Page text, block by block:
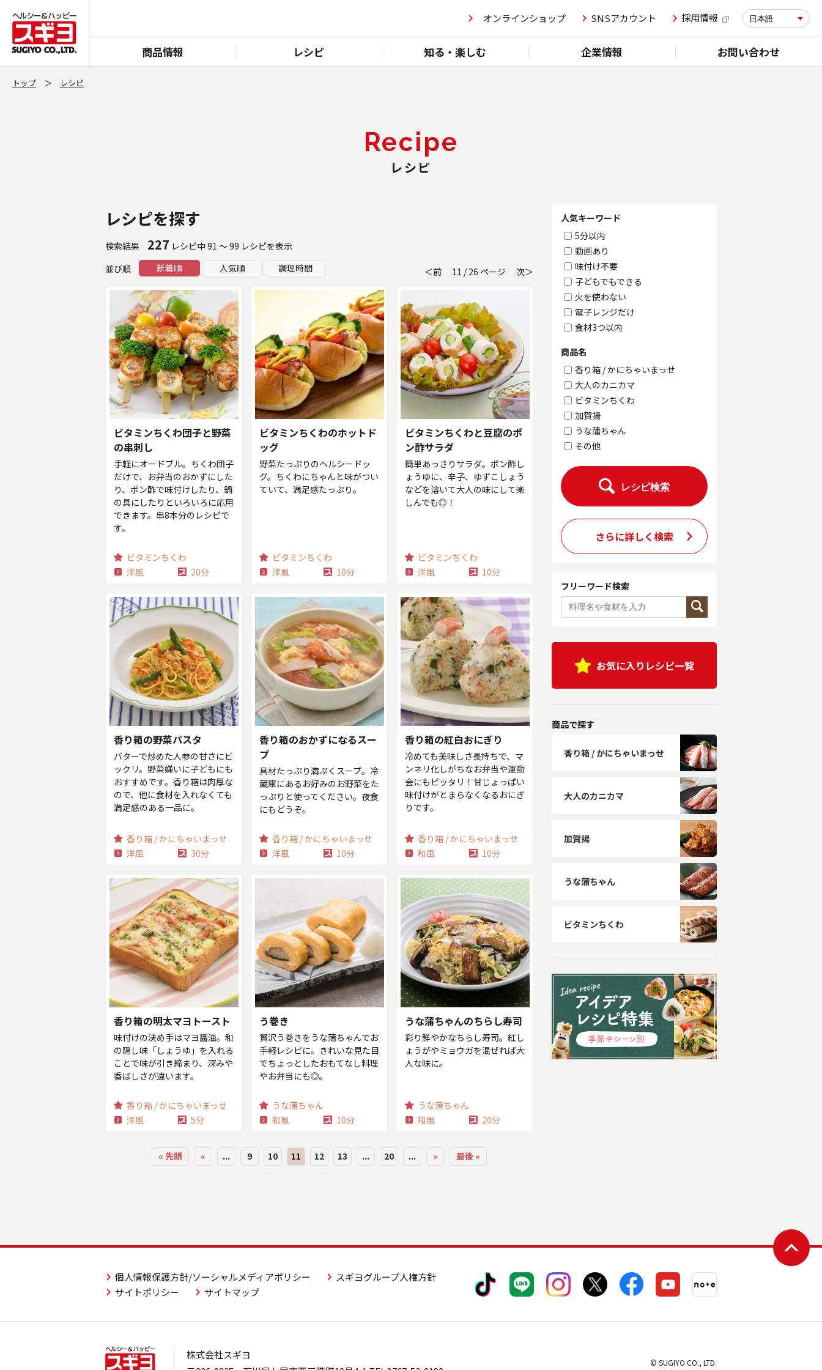
オンラインショップ SNSアカウント 採用情報 日本語
商品情報 レシピ 知る・楽しむ 企業情報 お問い合わせ
トップ レシピ
Recipe
レシピ
レシピを探す
検索結果 227 レシピ中 91 ～ 99 レシピを表示
並び順
新着順 人気順 調理時間 ＜前 11 / 26 ページ 次＞
ビタミンちくわ団子と野菜
の串刺し
手軽にオードブル。ちくわ団子
だけで、お弁当のおかずにした
り、ポン酢で味付けしたり、鍋
の具にしたりといろいろに応用
できます。串8本分のレシピで
す。
ビタミンちくわ
洋風
20分
ビタミンちくわのホットド
ッグ
野菜たっぷりのヘルシードッ
グ。ちくわにちゃんと味がつい
ていて、満足感たっぷり。
ビタミンちくわ
洋風
10分
ビタミンちくわと豆腐のポ
ン酢サラダ
簡単あっさりサラダ。ポン酢し
ょうゆに、辛子、ゆずこしょう
などを溶いて大人の味にして楽
しんでも◎！
ビタミンちくわ
洋風
10分
香り箱の野菜パスタ
バターで炒めた人参の甘さにビ
ックリ。野菜嫌いに子どもにも
おすすめです。香り箱は肉厚な
ので、他に食材を入れなくても
満足感のある一品に。
香り箱 / かにちゃいまっせ
洋風
30分
香り箱のおかずになるスー
プ
具材たっぷり満ぷくスープ。冷
蔵庫にあるお好みのお野菜をた
っぷりと使ってください。夜食
にもどうぞ。
香り箱 / かにちゃいまっせ
洋風
10分
香り箱の紅白おにぎり
冷めても美味しさ長持ちで、マ
ンネリ化しがちなお弁当や運動
会にもピッタリ！甘じょっぱい
味付けがとまらなくなるおにぎ
りです。
香り箱 / かにちゃいまっせ
和風
10分
香り箱の明太マヨトースト
味付けの決め手はマヨ醤油。和
の隠し味「しょうゆ」を入れる
ことで味が引き締まり、深みや
香ばしさが違います。
香り箱 / かにちゃいまっせ
洋風
5分
う巻き
贅沢う巻きをうな蒲ちゃんでお
手軽レシピに。きれいな見た目
でちょっとしたおもてなし料理
やお弁当にも◎。
うな蒲ちゃん
和風
10分
うな蒲ちゃんのちらし寿司
彩り鮮やかなちらし寿司。紅し
ょうがやミョウガを混ぜれば大
人な味に。
うな蒲ちゃん
和風
20分
« 先頭 « ... 9 10 11 12 13 ... 20 ... » 最後 »
人気キーワード
5分以内
動画あり
味付け不要
子どもでもできる
火を使わない
電子レンジだけ
食材3つ以内
商品名
香り箱 / かにちゃいまっせ
大人のカニカマ
ビタミンちくわ
加賀揚
うな蒲ちゃん
その他
レシピ検索
さらに詳しく検索
フリーワード検索
お気に入りレシピ一覧
商品で探す
香り箱 / かにちゃいまっせ
大人のカニカマ
加賀揚
うな蒲ちゃん
ビタミンちくわ
個人情報保護方針/ソーシャルメディアポリシー
スギヨグループ人権方針
サイトポリシー
サイトマップ
株式会社スギヨ
© SUGIYO CO., LTD.